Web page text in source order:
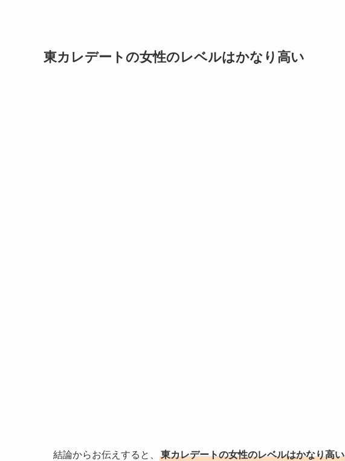
東カレデートの女性のレベルはかなり高い
結論からお伝えすると、 東カレデートの女性のレベルはかなり高い